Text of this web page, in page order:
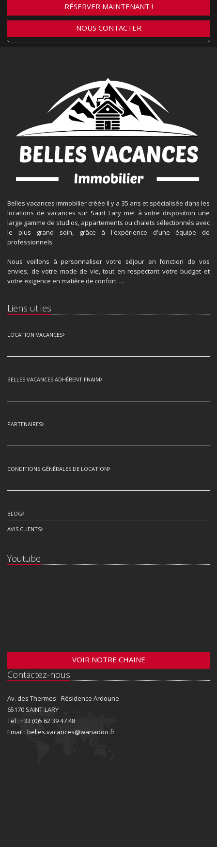
RÉSERVER MAINTENANT !
NOUS CONTACTER
Belles vacances immobilier créée il y a 35 ans et spécialisée dans les
locations de vacances sur Saint Lary met à votre disposition une
large gamme de studios, appartements ou chalets sélectionnés avec
le plus grand soin, grâce à l'expérience d'une équipe de
professionnels.
Nous veillons à personnaliser votre séjour en fonction de vos
envies, de votre mode de vie, tout en respectant votre budget et
votre exigence en matière de confort. …
Liens utiles
LOCATION VACANCES
BELLES VACANCES ADHÉRENT FNAIM
PARTENAIRES
CONDITIONS GÉNÉRALES DE LOCATION
BLOG
AVIS CLIENTS
Youtube
VOIR NOTRE CHAINE
Contactez-nous
Av. des Thermes - Résidence Ardoune
65170 SAINT-LARY
Tel : +33 (0)5 62 39 47 48
Email : belles.vacances@wanadoo.fr